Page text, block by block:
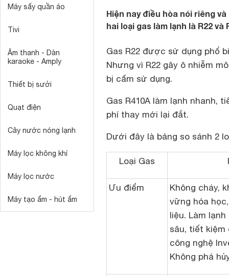
Máy sấy quần áo
Tivi
Âm thanh - Dàn
karaoke - Amply
Thiết bị sưởi
Quạt điện
Cây nước nóng lạnh
Máy lọc không khí
Máy lọc nước
Máy tạo ẩm - hút ẩm
Hiện nay điều hòa nói riêng
hai loại gas làm lạnh là R22 và
Gas R22 được sử dụng phổ
Nhưng vì R22 gây ô nhiễm
bị cấm sử dụng.
Gas R410A làm lạnh nhanh,
phí thay mới lại đắt.
Dưới đây là bảng so sánh 2
Loại Gas
Ưu điểm
Không cháy,
vững hóa
liệu. Làm
sâu, tiết kiệm
công nghệ
Không phá